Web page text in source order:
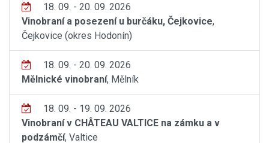
18. 09. - 20. 09. 2026
Vinobraní a posezení u burčáku, Čejkovice,
Čejkovice (okres Hodonín)
18. 09. - 20. 09. 2026
Mělnické vinobraní, Mělník
18. 09. - 19. 09. 2026
Vinobraní v CHÂTEAU VALTICE na zámku a v
podzámčí, Valtice